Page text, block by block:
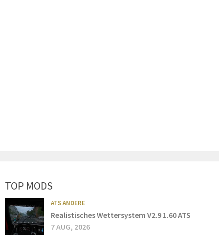
TOP MODS
ATS ANDERE
Realistisches Wettersystem V2.9 1.60 ATS
7 AUG, 2026